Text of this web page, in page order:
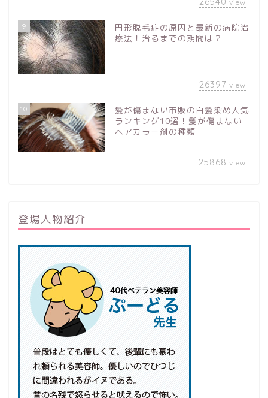
view
9
円形脱毛症の原因と最新の病院治
療法！治るまでの期間は？
26397 view
10
髪が傷まない市販の白髪染め人気
ランキング10選！髪が傷まない
ヘアカラー剤の種類
25868 view
登場人物紹介